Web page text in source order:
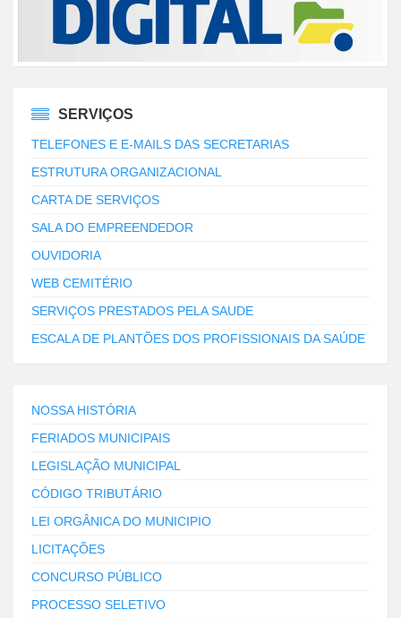
SERVIÇOS
TELEFONES E E-MAILS DAS SECRETARIAS
ESTRUTURA ORGANIZACIONAL
CARTA DE SERVIÇOS
SALA DO EMPREENDEDOR
OUVIDORIA
WEB CEMITÉRIO
SERVIÇOS PRESTADOS PELA SAUDE
ESCALA DE PLANTÕES DOS PROFISSIONAIS DA SAÚDE
NOSSA HISTÓRIA
FERIADOS MUNICIPAIS
LEGISLAÇÃO MUNICIPAL
CÓDIGO TRIBUTÁRIO
LEI ORGÂNICA DO MUNICIPIO
LICITAÇÕES
CONCURSO PÚBLICO
PROCESSO SELETIVO